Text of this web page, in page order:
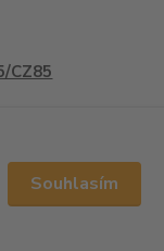
CZ85
Souhlasím